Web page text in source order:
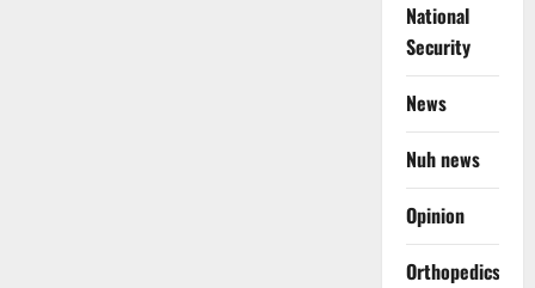
National
Security
News
Nuh news
Opinion
Orthopedics